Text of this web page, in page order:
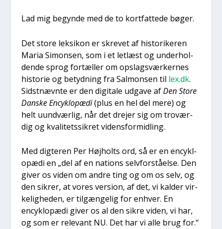
Lad mig begyn­de med de to kort­fat­te­de bøger.
Det sto­re lek­si­kon er skre­vet af histo­ri­ke­ren
Maria Simon­sen, som i et let­læst og under­hol­
den­de sprog for­tæl­ler om opslags­vær­ker­nes
histo­rie og betyd­ning fra Sal­mon­sen til lex.dk.
Sidst­nævn­te er den digi­ta­le udga­ve afDen Sto­re
Dan­ske Encykl­o­pæ­di(plus en hel del mere) og
helt uund­vær­lig, når det dre­jer sig om tro­vær­
dig og kva­li­tets­sik­ret videns­for­mid­ling.
Med dig­te­ren Per Højholts ord, så er en encykl­
o­pæ­di en „del af en nations selv­for­stå­el­se. Den
giver os viden om andre ting og om os selv, og
den sik­rer, at vores ver­sion, af det, vi kal­der vir­
ke­lig­he­den, er til­gæn­ge­lig for enhver. En
encykl­o­pæ­di giver os al den sik­re viden, vi har,
og som er rele­vant NU. Det har vi alle brug for.“